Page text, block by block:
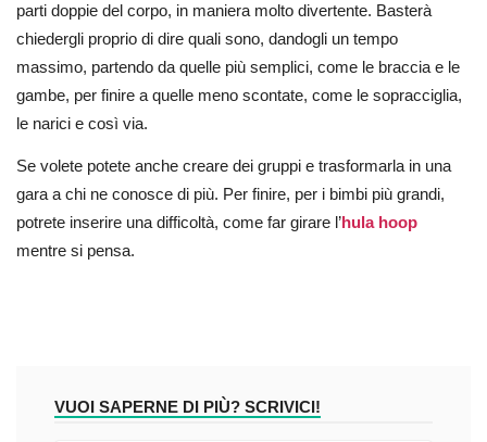
parti doppie del corpo, in maniera molto divertente. Basterà
chiedergli proprio di dire quali sono, dandogli un tempo
massimo, partendo da quelle più semplici, come le braccia e le
gambe, per finire a quelle meno scontate, come le sopracciglia,
le narici e così via.
Se volete potete anche creare dei gruppi e trasformarla in una
gara a chi ne conosce di più. Per finire, per i bimbi più grandi,
potrete inserire una difficoltà, come far girare l’hula hoop
mentre si pensa.
VUOI SAPERNE DI PIÙ? SCRIVICI!